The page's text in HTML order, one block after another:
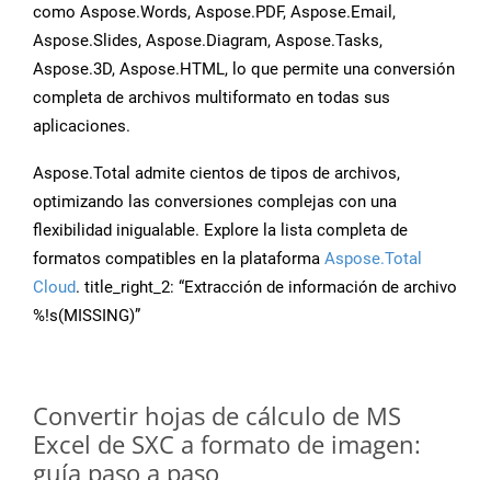
como Aspose.Words, Aspose.PDF, Aspose.Email,
Aspose.Slides, Aspose.Diagram, Aspose.Tasks,
Aspose.3D, Aspose.HTML, lo que permite una conversión
completa de archivos multiformato en todas sus
aplicaciones.
Aspose.Total admite cientos de tipos de archivos,
optimizando las conversiones complejas con una
flexibilidad inigualable. Explore la lista completa de
formatos compatibles en la plataforma Aspose.Total
Cloud. title_right_2: “Extracción de información de archivo
%!s(MISSING)”
Convertir hojas de cálculo de MS
Excel de SXC a formato de imagen:
guía paso a paso